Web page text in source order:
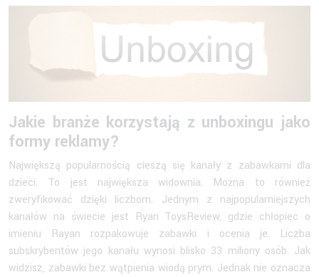
Jakie branże korzystają z unboxingu jako
formy reklamy?
Największą popularnością cieszą się kanały z zabawkami dla
dzieci. To jest największa widownia. Można to również
zweryfikować dzięki liczbom. Jednym z najpopularniejszych
kanałów na świecie jest Ryan ToysReview, gdzie chłopiec o
imieniu Rayan rozpakowuje zabawki i ocenia je. Liczba
subskrybentów jego kanału wynosi blisko 33 miliony osób. Jak
widzisz, zabawki bez wątpienia wiodą prym. Jednak nie oznacza